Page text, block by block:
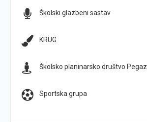
Školski glazbeni sastav
KRUG
Školsko planinarsko društvo Pegaz
Sportska grupa